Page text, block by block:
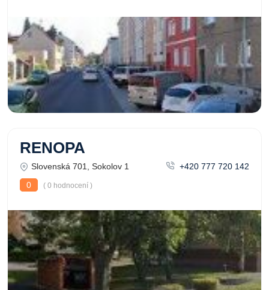
RENOPA
Slovenská 701, Sokolov 1
+420 777 720 142
0
( 0 hodnocení )